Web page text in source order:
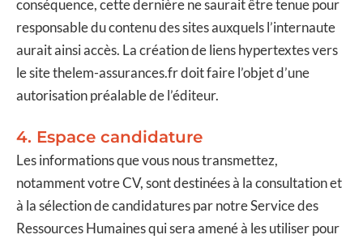
conséquence, cette dernière ne saurait être tenue pour
responsable du contenu des sites auxquels l’internaute
aurait ainsi accès. La création de liens hypertextes vers
le site thelem-assurances.fr doit faire l’objet d’une
autorisation préalable de l’éditeur.
4. Espace candidature
Les informations que vous nous transmettez,
notamment votre CV, sont destinées à la consultation et
à la sélection de candidatures par notre Service des
Ressources Humaines qui sera amené à les utiliser pour